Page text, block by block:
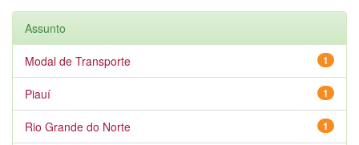
Assunto
1
Modal de Transporte
1
Piauí
1
Rio Grande do Norte